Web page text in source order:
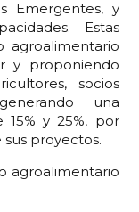
Emergentes, y
Estas
agroalimentario
y proponiendo
socios
una
15% y 25%, por
proyectos.
agroalimentario